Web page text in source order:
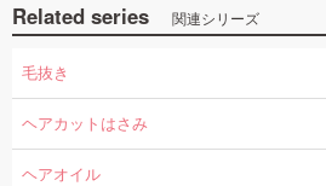
Related series 関連シリーズ
毛抜き
ヘアカットはさみ
ヘアオイル